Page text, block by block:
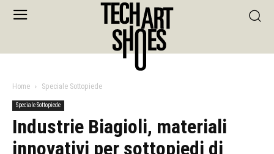
Home Speciale Sottopiede
Speciale Sottopiede
Industrie Biagioli, materiali
innovativi per sottopiedi di